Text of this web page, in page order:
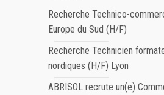
Recherche Technico-
Europe du Sud (H/F)
Recherche Technicien
nordiques (H/F) Lyon
ABRISOL recrute un(e)